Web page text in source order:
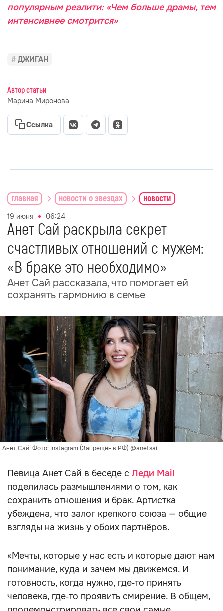
популярным реалити: «Чем больше драмы, тем
интенсивнее смотрится»
ДЖИГАН
Автор статьи
Марина Миронова
Ссылка
главная новости о звездах новости
19 июня 06:24
Анет Сай раскрыла секрет
счастливых отношений с мужем:
«В браке это необходимо»
Анет Сай рассказала, что помогает ей
сохранять гармонию в семье
Анет Сай. Фото: Instagram (Запрещён в РФ) @anetsai
Певица Анет Сай в беседе с Леди Mail
поделилась размышлениями о том, как
сохранить отношения и брак. Артистка
убеждена, что залог крепкого союза — общие
взгляды на жизнь у обоих партнёров.
«Мечты, которые у нас есть и которые дают нам
понимание, куда и зачем мы движемся. И
готовность, когда нужно, где‑то принять
человека, где‑то проявить смирение. В общем,